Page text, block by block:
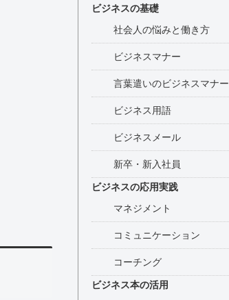
ビジネスの基礎
社会人の悩みと働き方
ビジネスマナー
言葉遣いのビジネスマナー
ビジネス用語
ビジネスメール
新卒・新入社員
ビジネスの応用実践
マネジメント
コミュニケーション
コーチング
ビジネス本の活用